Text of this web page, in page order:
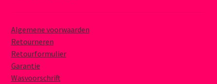
Algemene voorwaarden
Retourneren
Retourformulier
Garantie
Wasvoorschrift